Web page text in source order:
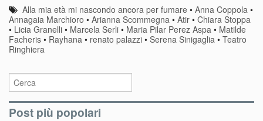
Alla mia età mi nascondo ancora per fumare •Anna Coppola •
Annagaia Marchioro • Arianna Scommegna • Atir • Chiara Stoppa
• Licia Granelli • Marcela Serli • Maria Pilar Perez Aspa • Matilde
Facheris • Rayhana • renato palazzi • Serena Sinigaglia • Teatro
Ringhiera
Post più popolari